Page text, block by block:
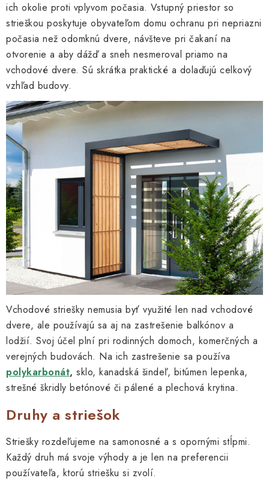
ich okolie proti vplyvom počasia. Vstupný priestor so
strieškou poskytuje obyvateľom domu ochranu pri nepriazni
počasia než odomknú dvere, návšteve pri čakaní na
otvorenie a aby dážď a sneh nesmeroval priamo na
vchodové dvere. Sú skrátka praktické a dolaďujú celkový
vzhľad budovy.
Vchodové striešky nemusia byť využité len nad vchodové
dvere, ale používajú sa aj na zastrešenie balkónov a
lodžií. Svoj účel plní pri rodinných domoch, komerčných a
verejných budovách. Na ich zastrešenie sa používa
polykarbonát, sklo, kanadská šindeľ, bitúmen lepenka,
strešné škridly betónové či pálené a plechová krytina.
Druhy a striešok
Striešky rozdeľujeme na samonosné a s opornými stĺpmi.
Každý druh má svoje výhody a je len na preferencii
používateľa, ktorú striešku si zvolí.